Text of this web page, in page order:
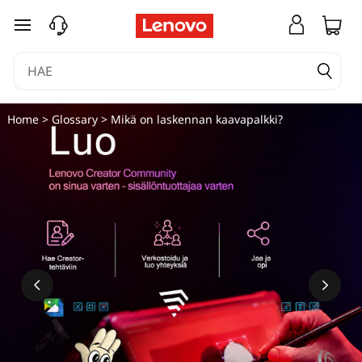
siirry pääsisältöön
Home> Glossary> Mikä on laskennan kaavapalkki?